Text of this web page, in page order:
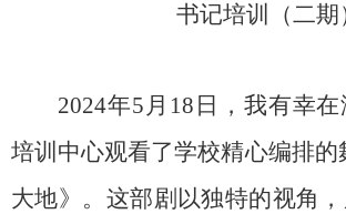
书记培训（二期
2024年5 月 18 日，我有幸
培训中心观看了学校精心编排的
大地》。这部剧以独特的视角